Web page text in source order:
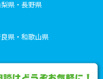
県・長野県
県・和歌山県